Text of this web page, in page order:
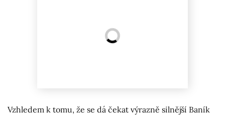
Vzhledem k tomu, že se dá čekat výrazně silnější Baník